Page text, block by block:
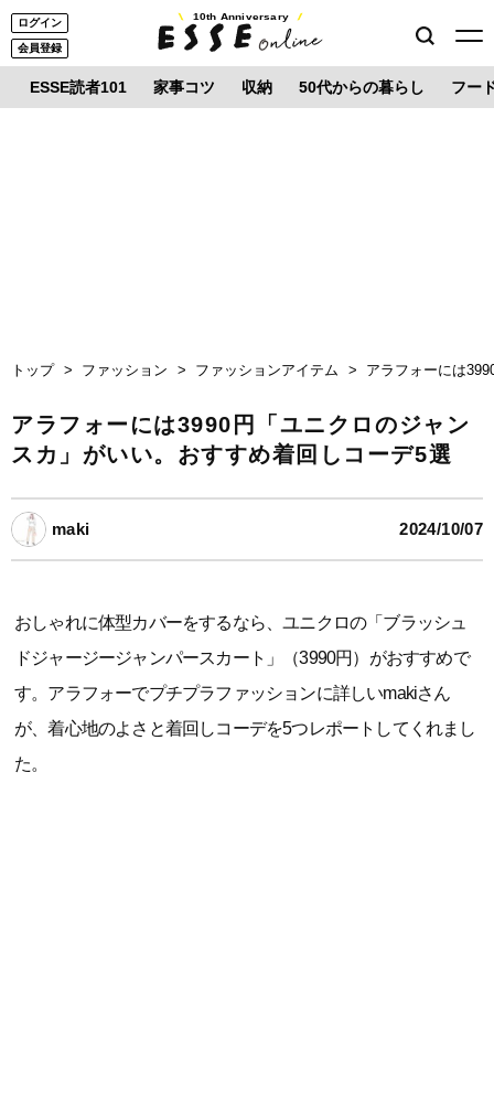
ログイン
会員登録
10th Anniversary
ESSE読者101 家事コツ 収納 50代からの暮らし フー
トップ ファッション ファッションアイテム アラフォーには
アラフォーには3990円「ユニクロのジャン
スカ」がいい。おすすめ着回しコーデ5選
maki 2024/10/07
おしゃれに体型カバーをするなら、ユニクロの「ブラッシュ
ドジャージージャンパースカート」（3990円）がおすすめで
す。アラフォーでプチプラファッションに詳しいmakiさん
が、着心地のよさと着回しコーデを5つレポートしてくれまし
た。